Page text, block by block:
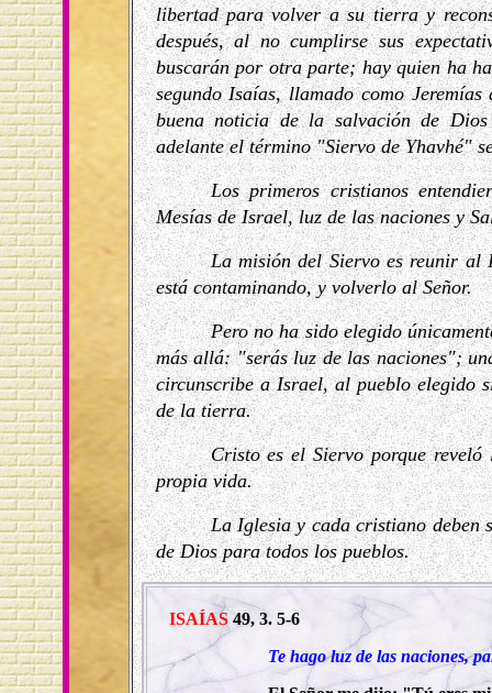
libertad para volver a su tierra y
después, al no cumplirse sus
buscarán por otra parte; hay quien ha
segundo Isaías, llamado como
buena noticia de la salvación de
adelante el término "Siervo de Yhavhé"
Los primeros cristianos
Mesías de Israel, luz de las naciones y
La misión del Siervo es reunir al
está contaminando, y volverlo al Señor.
Pero no ha sido elegido
más allá: "serás luz de las naciones";
circunscribe a Israel, al pueblo elegido
de la tierra.
Cristo es el Siervo porque
propia vida.
La Iglesia y cada cristiano deben
de Dios para todos los pueblos.
ISAÍAS 49, 3. 5-6
Te hago luz de las naciones,